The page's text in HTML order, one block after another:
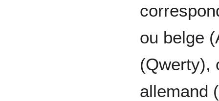
ou belge
(Qwerty),
allemand